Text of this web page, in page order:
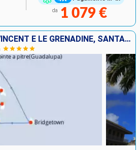
da 1 079 €
BARBADOS, SAINT-VINCENT E LE GRENADINE, SANTA LUCIA, GRENADA, MARTINICA, GUADALUPA